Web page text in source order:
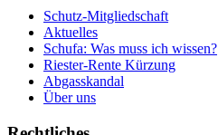
Schutz-Mitgliedschaft
Aktuelles
Schufa: Was muss ich wissen?
Riester-Rente Kürzung
Abgasskandal
Über uns